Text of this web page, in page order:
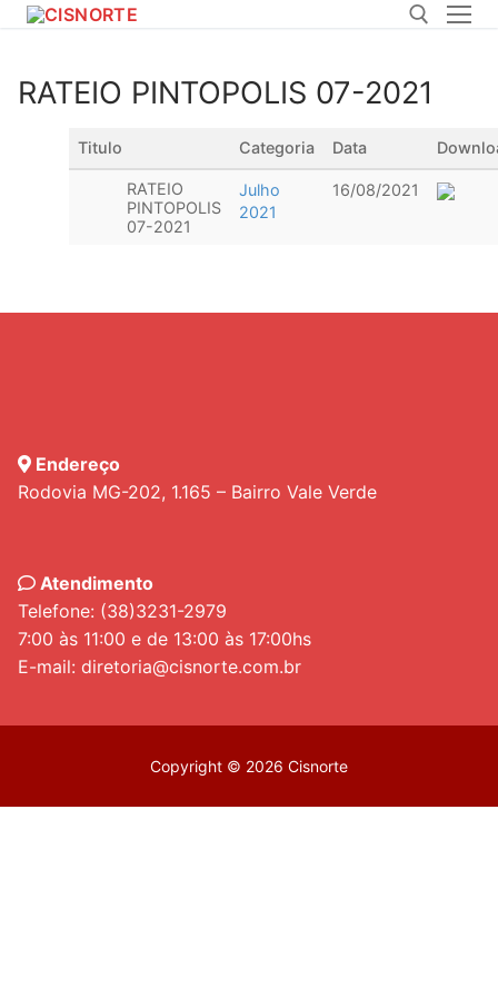
Pular
conteúdo
Pesquisar por:
RATEIO PINTOPOLIS 07-2021
Titulo Categoria Data
RATEIO
PINTOPOLIS
07-2021
Julho
2021
16/08/2021
Endereço
Rodovia MG-202, 1.165 – Bairro Vale Verde
Atendimento
Telefone: (38)3231-2979
7:00 às 11:00 e de 13:00 às 17:00hs
E-mail: diretoria@cisnorte.com.br
Copyright © 2026 Cisnorte